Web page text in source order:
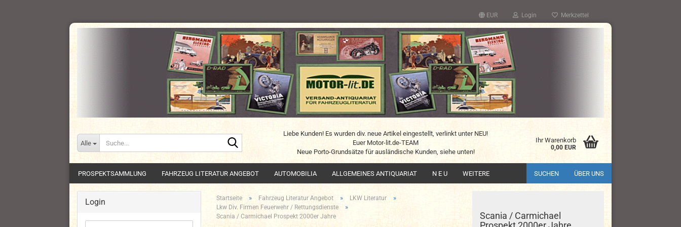
EUR Login Merkzettel
Alle
Liebe Kunden! Es wurden div. neue Artikel eingestellt, verlinkt unter NEU!
Euer Motor-lit.de-TEAM
Neue Porto-Grundsätze für ausländische Kunden, siehe unten!
Ihr Warenkorb
0,00 EUR
PROSPEKTSAMMLUNG FAHRZEUG LITERATUR ANGEBOT AUTOMOBILIA ALLGEMEINES ANTIQUARIAT N E U SUCHEN ÜBER UNS
WEITERE
Startseite » Fahrzeug Literatur Angebot » LKW Literatur »
Lkw Div. Firmen Feuerwehr / Rettungsdienste »
Scania / Carmichael Prospekt 2000er Jahre
Scania / Carmichael
Login